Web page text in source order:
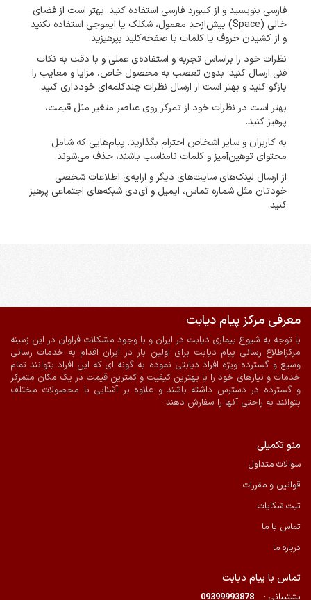
فارسی بنویسید و از کیبورد فارسی استفاده کنید. بهتر است از فضای
خالی (Space) بیش‌از‌حدِ معمول، شکلک یا ایموجی استفاده نکنید
و از کشیدن حروف یا کلمات با صفحه‌کلید بپرهیزید.
نظرات خود را براساس تجربه و استفاده‌ی عملی و با دقت به نکات
فنی ارسال کنید؛ بدون تعصب به محصول خاص، مزایا و معایب را
بازگو کنید و بهتر است از ارسال نظرات چندکلمه‌‌ای خودداری کنید.
بهتر است در نظرات خود از تمرکز روی عناصر متغیر مثل قیمت،
پرهیز کنید.
به کاربران و سایر اشخاص احترام بگذارید. پیام‌هایی که شامل
محتوای توهین‌آمیز و کلمات نامناسب باشند، حذف می‌شوند.
از ارسال لینک‌های سایت‌های دیگر و ارایه‌ی اطلاعات شخصی
خودتان مثل شماره تماس، ایمیل و آی‌دی شبکه‌های اجتماعی پرهیز
کنید.
ضمانت اصالت و سلامت فیزیکی کالا
پرداخت آنلاین
ارسال با پیک در شیراز
معرفی مرکز پیام دیابت
با توجه به شیوع بیماری دیابت در ایران و با وجود مشکلات فراوان در این زمینه
مرکزاطلاع رسانی پیام دیابت برای اولین بار در ایران اقدام به خدمات رسانی
وسیع و گسترده ویژه افراد دیابتی نموده به گونه ای که این افراد بتوانند تمام
خدمات و نیازهای خود را با بهترین کیفیت و کمترین قیمت در یک مکان متمرکز
و گسترده در دسترس داشته باشند و علاوه بر آشنایی با محصولات مختلف
بتوانند به راحتی آنها را سفارش دهند.
منو تکمیلی
سوالات متداول
قوانین و مقررات
ثبت شکایات
تماس با ما
درباره ما
تماس با پیام دیابت
پشتیبانی : 09399993878